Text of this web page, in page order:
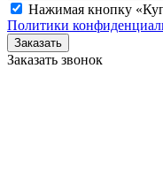
Нажимая кнопку
Политики
Заказать
Заказать звонок